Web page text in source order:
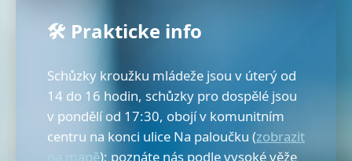
🛠️ Prakticke info
Schůzky kroužku mládeže jsou v úterý od
14 do 16 hodin, schůzky pro dospělé jsou
v pondělí od 17:30, obojí v komunitním
centru na konci ulice Na paloučku (zobrazit
na mapě); poznáte nás podle vysoké věže